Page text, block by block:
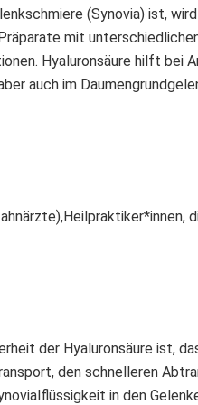
(Synovia) ist,
mit
Hyaluronsäure hilft bei
auch im
Heilpraktiker*innen,
der Hyaluronsäure ist,
den schnelleren
in den